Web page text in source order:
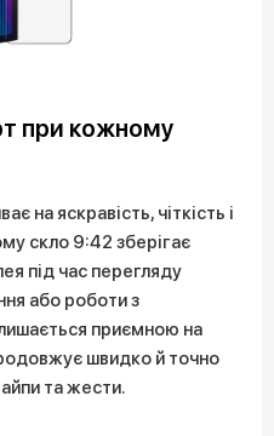
при кожному
на яскравість, чіткість і
скло 9:42 зберігає
під час перегляду
або роботи з
приємною на
швидко й точно
та жести.